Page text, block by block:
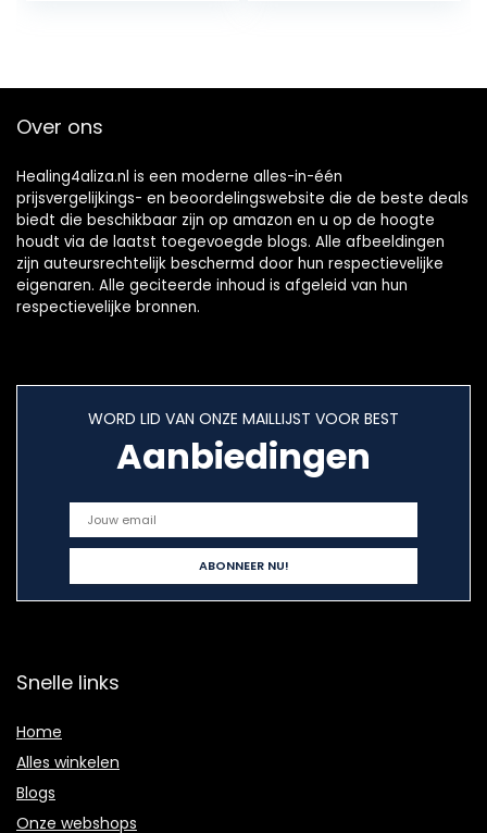
Over ons
Healing4aliza.nl is een moderne alles-in-één
prijsvergelijkings- en beoordelingswebsite die de beste deals
biedt die beschikbaar zijn op amazon en u op de hoogte
houdt via de laatst toegevoegde blogs. Alle afbeeldingen
zijn auteursrechtelijk beschermd door hun respectievelijke
eigenaren. Alle geciteerde inhoud is afgeleid van hun
respectievelijke bronnen.
WORD LID VAN ONZE MAILLIJST VOOR BEST
Aanbiedingen
Snelle links
Home
Alles winkelen
Blogs
Onze webshops